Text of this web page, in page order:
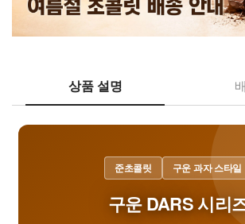
상품 설명
준초콜릿 구운 과자 스타일
구운 DARS 시리